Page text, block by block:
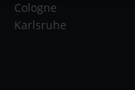
Cologne
Karlsruhe